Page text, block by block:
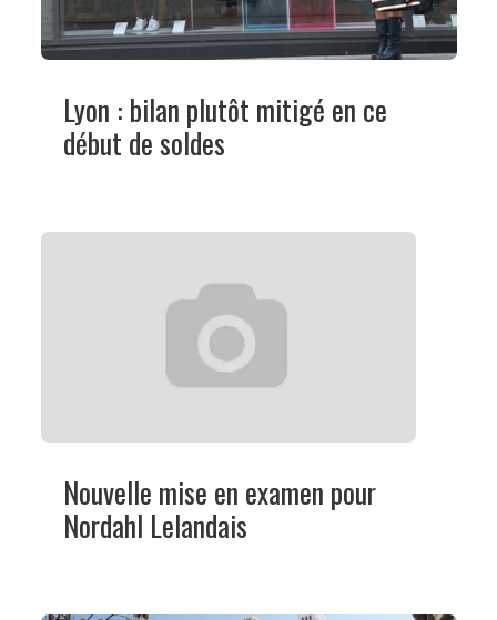
Lyon : bilan plutôt mitigé en ce
début de soldes
Nouvelle mise en examen pour
Nordahl Lelandais